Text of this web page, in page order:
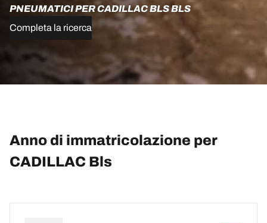
PNEUMATICI PER CADILLAC BLS BLS
Completa la ricerca
Anno di immatricolazione per
CADILLAC Bls